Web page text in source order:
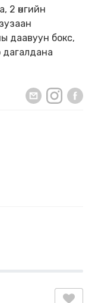
2 өнгийн
даавуун бокс,
дагалдана